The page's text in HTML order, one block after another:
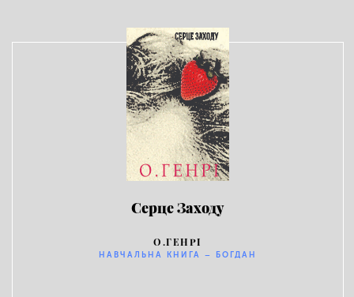
Серце Заходу
О.ГЕНРІ
НАВЧАЛЬНА КНИГА – БОГДАН